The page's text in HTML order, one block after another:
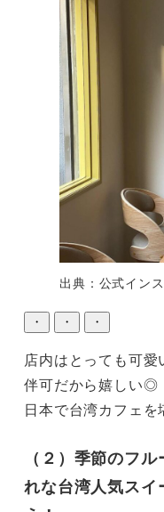
出典：公式イン
・ ・ ・
店内はとっても可
伴可だから嬉しい◎
日本で台湾カフェ
（２）季節のフ
れな台湾人気スイ